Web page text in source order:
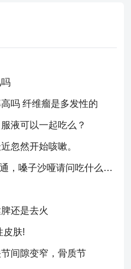
吗 纤维瘤是多发性的
液可以一起吃么？
忽然开始咳嗽。
你好，鼻炎犯了，鼻子不通，嗓子沙哑请问吃什么药比较好？
还是去火
皮肤!
间隙变窄，骨质节